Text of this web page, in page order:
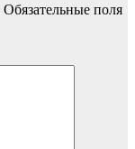
Обязательные поля